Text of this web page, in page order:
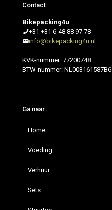
Contact
Bikepacking4u
+31 +31 6-48 88 97 78
info@bikepacking4u.nl
KVK-nummer: 77200748
BTW-nummer:
Ga naar…
Home
Voeding
Verhuur
Sets